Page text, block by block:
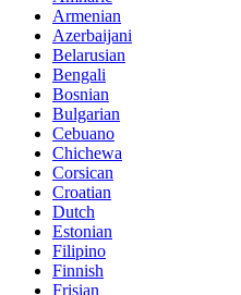
Armenian
Azerbaijani
Belarusian
Bengali
Bosnian
Bulgarian
Cebuano
Chichewa
Corsican
Croatian
Dutch
Estonian
Filipino
Finnish
Frisian